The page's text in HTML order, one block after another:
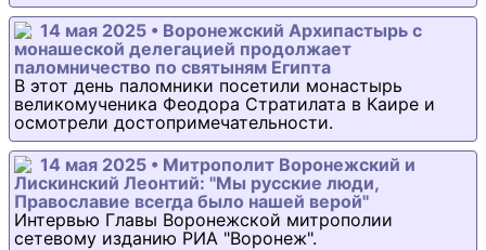
14 мая 2025 • Воронежский Архипастырь с
монашеской делегацией продолжает
паломничество по святыням Египта
В этот день паломники посетили монастырь
великомученика Феодора Стратилата в Каире и
осмотрели достопримечательности.
14 мая 2025 • Митрополит Воронежский и
Лискинский Леонтий: "Мы русские люди,
Православие всегда было нашей верой"
Интервью Главы Воронежской митрополии
сетевому изданию РИА "Воронеж".